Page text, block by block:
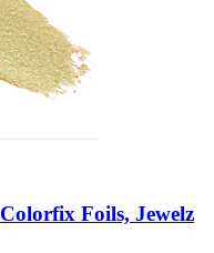
Colorfix Foils, Jewelz